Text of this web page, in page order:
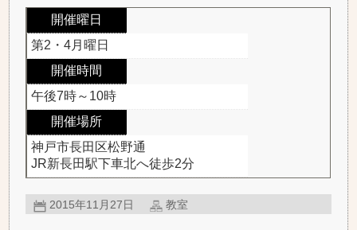
開催曜日
第2・4月曜日
開催時間
午後7時～10時
開催場所
神戸市長田区松野通
JR新長田駅下車北へ徒歩2分
2015年11月27日 教室